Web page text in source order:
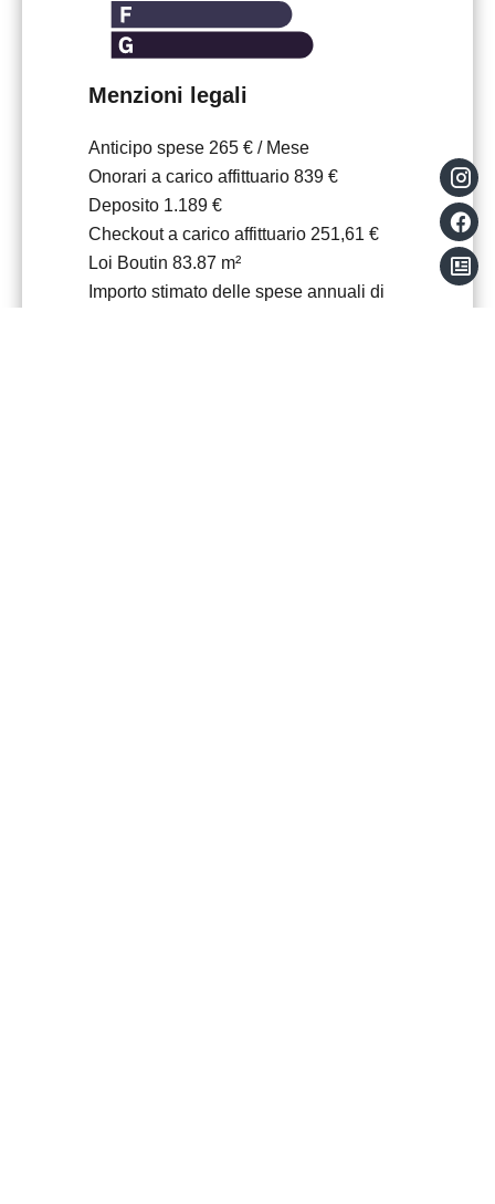
Menzioni legali
Anticipo spese 265 € / Mese
Onorari a carico affittuario 839 €
Deposito 1.189 €
Checkout a carico affittuario 251,61 €
Loi Boutin 83.87 m²
Importo stimato delle spese annuali di